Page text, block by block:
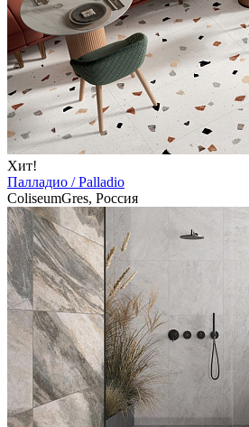
Хит!
Палладио / Palladio
ColiseumGres, Россия